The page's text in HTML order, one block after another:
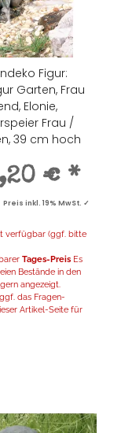
Figur:
Garten, Frau
Elonie,
Frau /
39 cm hoch
€ *
inkl. 19% MwSt. ✓
verfügbar (ggf. bitte
Tages-Preis Es
Bestände in den
angezeigt.
das Fragen-
Artikel-Seite für